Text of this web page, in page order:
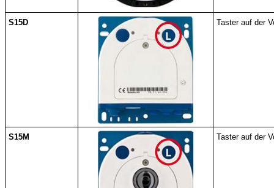
S15D Taster auf der
S15M Taster auf der